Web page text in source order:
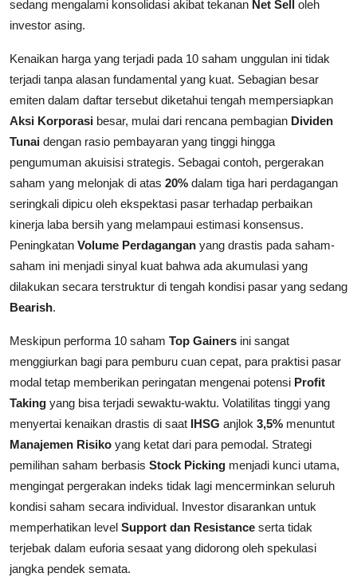
sedang mengalami konsolidasi akibat tekanan Net Sell oleh
investor asing.
Kenaikan harga yang terjadi pada 10 saham unggulan ini tidak
terjadi tanpa alasan fundamental yang kuat. Sebagian besar
emiten dalam daftar tersebut diketahui tengah mempersiapkan
Aksi Korporasi besar, mulai dari rencana pembagian Dividen
Tunai dengan rasio pembayaran yang tinggi hingga
pengumuman akuisisi strategis. Sebagai contoh, pergerakan
saham yang melonjak di atas 20% dalam tiga hari perdagangan
seringkali dipicu oleh ekspektasi pasar terhadap perbaikan
kinerja laba bersih yang melampaui estimasi konsensus.
Peningkatan Volume Perdagangan yang drastis pada saham-
saham ini menjadi sinyal kuat bahwa ada akumulasi yang
dilakukan secara terstruktur di tengah kondisi pasar yang sedang
Bearish.
Meskipun performa 10 saham Top Gainers ini sangat
menggiurkan bagi para pemburu cuan cepat, para praktisi pasar
modal tetap memberikan peringatan mengenai potensi Profit
Taking yang bisa terjadi sewaktu-waktu. Volatilitas tinggi yang
menyertai kenaikan drastis di saat IHSG anjlok 3,5% menuntut
Manajemen Risiko yang ketat dari para pemodal. Strategi
pemilihan saham berbasis Stock Picking menjadi kunci utama,
mengingat pergerakan indeks tidak lagi mencerminkan seluruh
kondisi saham secara individual. Investor disarankan untuk
memperhatikan level Support dan Resistance serta tidak
terjebak dalam euforia sesaat yang didorong oleh spekulasi
jangka pendek semata.